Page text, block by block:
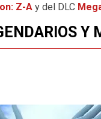
Z-A y del DLC
Y